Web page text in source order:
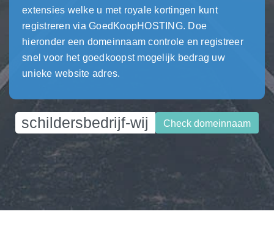
extensies welke u met royale kortingen kunt
registreren via GoedKoopHOSTING. Doe
hieronder een domeinnaam controle en registreer
snel voor het goedkoopst mogelijk bedrag uw
unieke website adres.
Check domeinnaam